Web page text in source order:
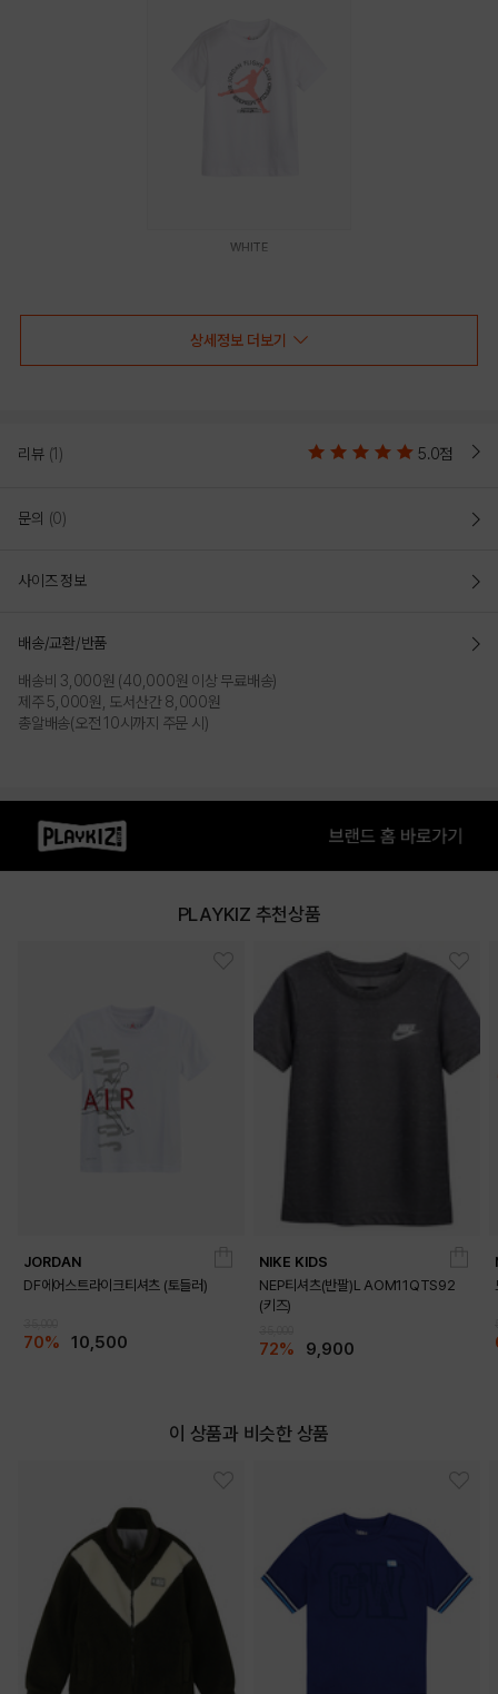
WHITE
PRODUCT VIEW
DETAILS
상세정보 더보기
리뷰 (1) 5.0점
문의 (0)
사이즈 정보
배송/교환/반품
배송비 3,000원 (40,000원 이상 무료배송)
제주 5,000원, 도서산간 8,000원
총알배송(오전 10시까지 주문 시)
PLAYKIZ 추천상품
JORDAN
DF에어스트라이크티셔츠 (토들러)
70% 10,500
NIKE KIDS
NEP티셔츠(반팔)L AOM11QTS92
(키즈)
72% 9,900
이 상품과 비슷한 상품